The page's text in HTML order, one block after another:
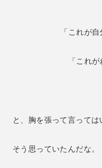
「これが
「これ
と、胸を張って言っては
そう思っていたんだな。